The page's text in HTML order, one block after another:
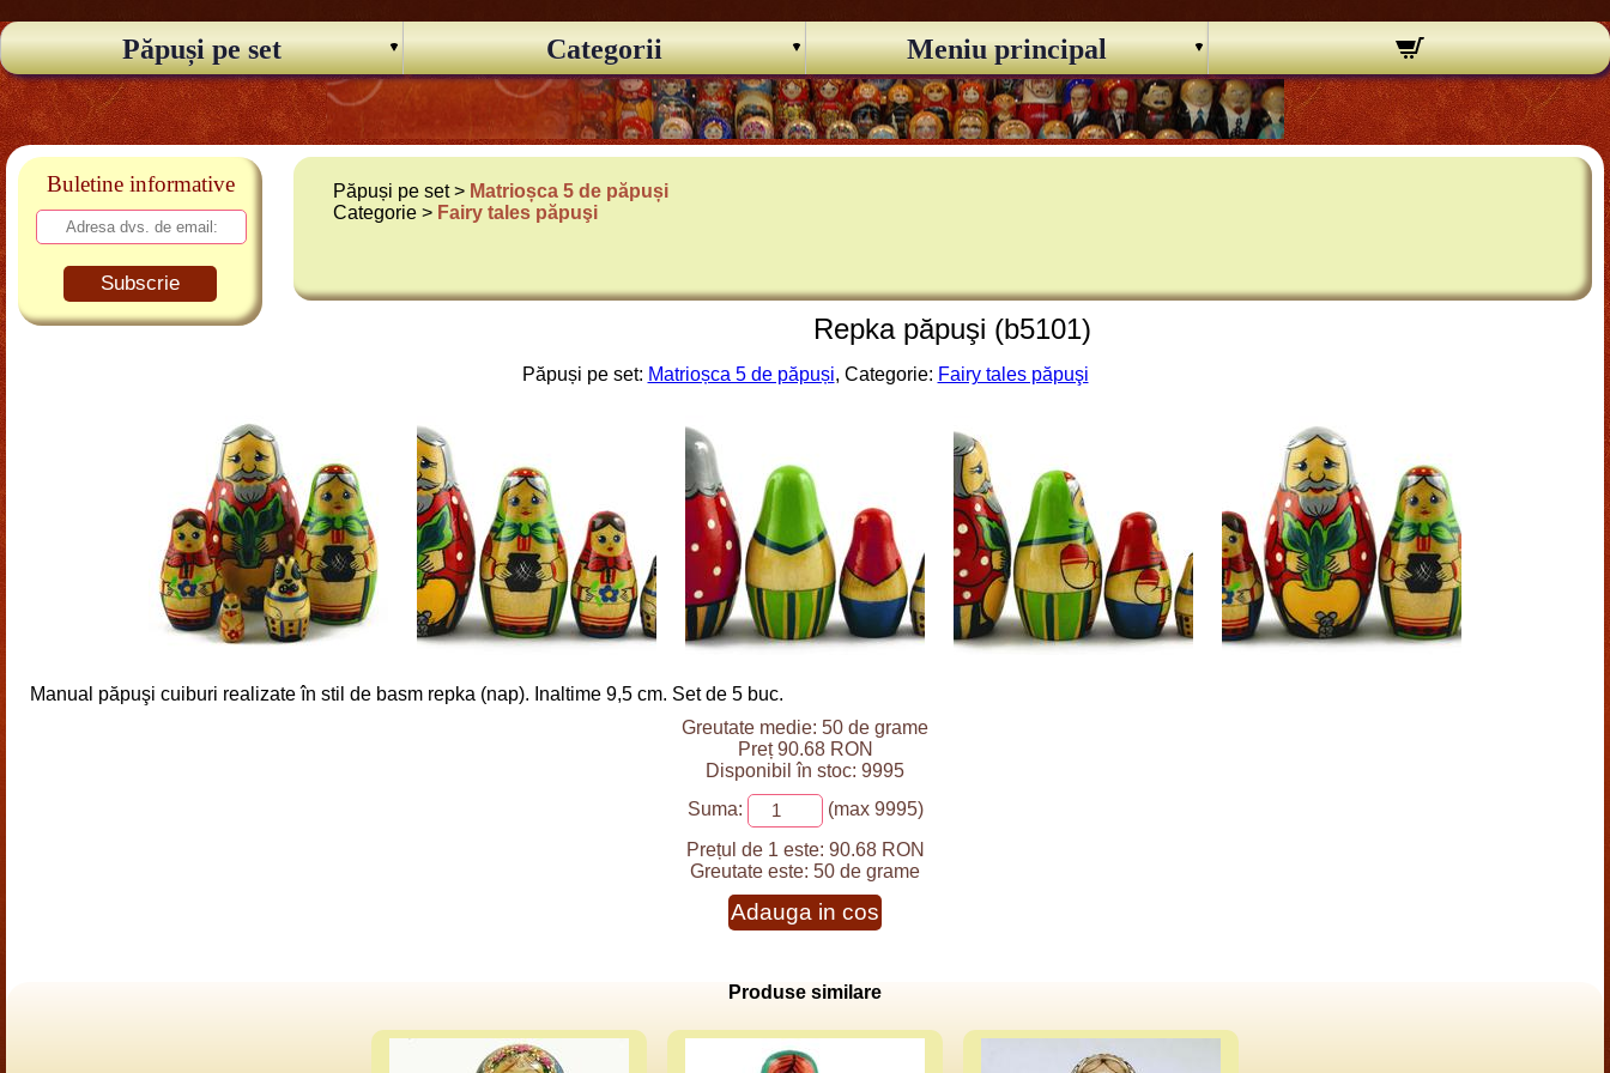
Păpuși pe set Categorii Meniu principal
Buletine informative
Subscrie
Păpuși pe set > Matrioșca 5 de păpuși
Categorie > Fairy tales păpuşi
Repka păpuşi (b5101)
Păpuși pe set: Matrioșca 5 de păpuși, Categorie: Fairy tales păpuşi
Manual păpuşi cuiburi realizate în stil de basm repka (nap). Inaltime 9,5 cm. Set de 5 buc.
Greutate medie: 50 de grame
Preț 90.68 RON
Disponibil în stoc: 9995
Suma:
(max 9995)
Prețul de 1 este: 90.68 RON
Greutate este: 50 de grame
Adauga in cos
Produse similare